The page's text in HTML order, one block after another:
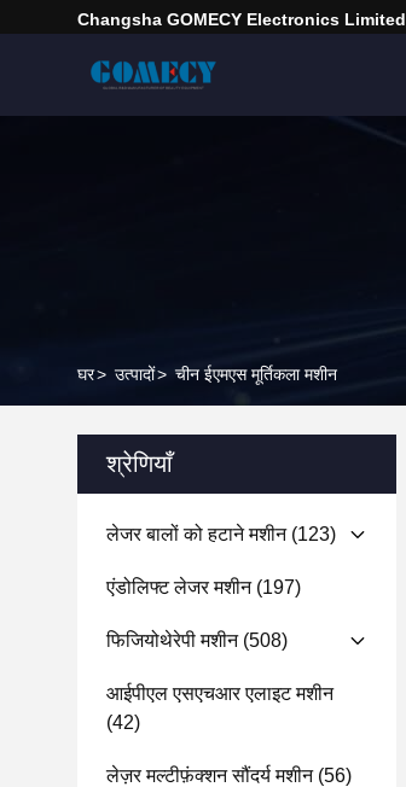
Changsha GOMECY Electronics Limited
घर> उत्पादों> चीन ईएमएस मूर्तिकला मशीन
श्रेणियाँ
लेजर बालों को हटाने मशीन(123)
एंडोलिफ्ट लेजर मशीन(197)
फिजियोथेरेपी मशीन(508)
आईपीएल एसएचआर एलाइट मशीन
(42)
लेज़र मल्टीफ़ंक्शन सौंदर्य मशीन(56)